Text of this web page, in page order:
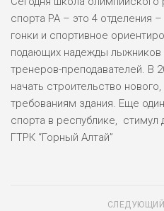
спорта РА – это 4 отделения
гонки и спортивное
подающих надежды лыжников
тренеров-преподавателей. В
начать строительство
требованиям здания. Еще
спорта в республике, стимул
ГТРК “Горный Алтай”